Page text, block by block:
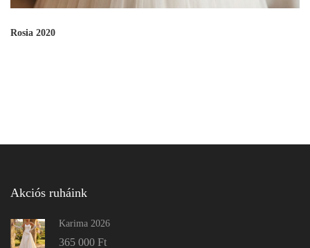
Rosia 2020
Akciós ruháink
Karima 2026
365 000 Ft